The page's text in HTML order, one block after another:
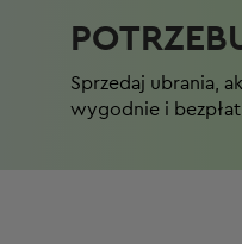
Sprzedaj ubrania,
wygodnie i